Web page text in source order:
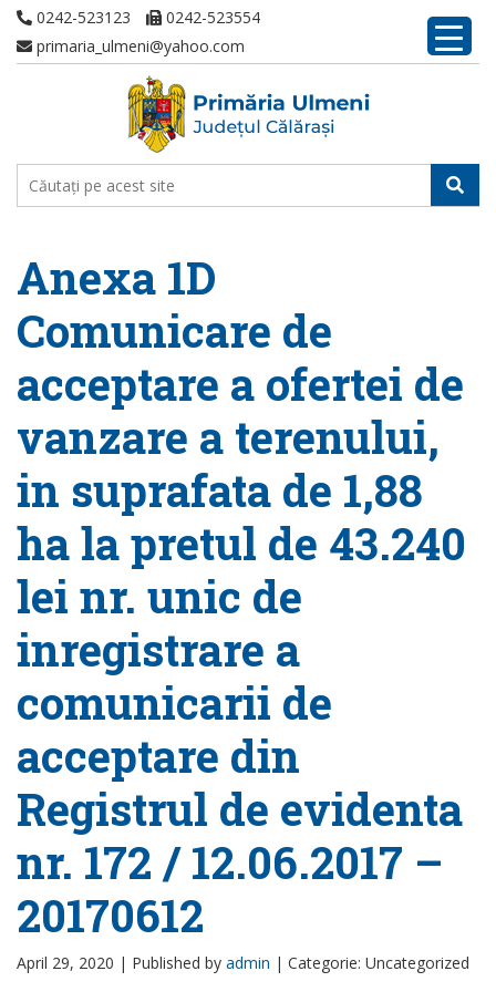
0242-523123
0242-523554
primaria_ulmeni@yahoo.com
Anexa 1D
Comunicare de
acceptare a ofertei de
vanzare a terenului,
in suprafata de 1,88
ha la pretul de 43.240
lei nr. unic de
inregistrare a
comunicarii de
acceptare din
Registrul de evidenta
nr. 172 / 12.06.2017 –
20170612
April 29, 2020 | Published by admin | Categorie: Uncategorized